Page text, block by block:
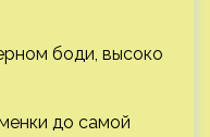
боди, высоко
до самой